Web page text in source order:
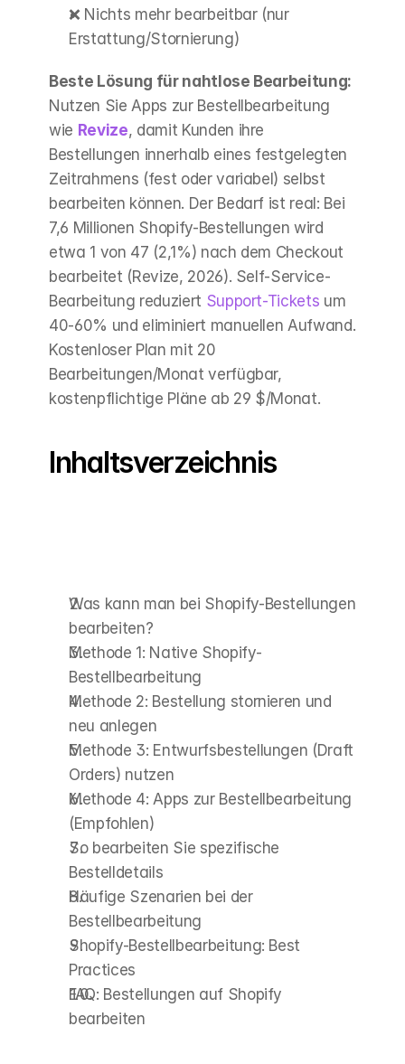
❌ Nichts mehr bearbeitbar (nur
Erstattung/Stornierung)
Beste Lösung für nahtlose Bearbeitung:
Nutzen Sie Apps zur Bestellbearbeitung
wie Revize, damit Kunden ihre
Bestellungen innerhalb eines festgelegten
Zeitrahmens (fest oder variabel) selbst
bearbeiten können. Der Bedarf ist real: Bei
7,6 Millionen Shopify-Bestellungen wird
etwa 1 von 47 (2,1%) nach dem Checkout
bearbeitet (Revize, 2026). Self-Service-
Bearbeitung reduziert Support-Tickets um
40-60% und eliminiert manuellen Aufwand.
Kostenloser Plan mit 20
Bearbeitungen/Monat verfügbar,
kostenpflichtige Pläne ab 29 $/Monat.
Inhaltsverzeichnis
Was kann man bei Shopify-Bestellungen
bearbeiten?
Methode 1: Native Shopify-
Bestellbearbeitung
Methode 2: Bestellung stornieren und
neu anlegen
Methode 3: Entwurfsbestellungen (Draft
Orders) nutzen
Methode 4: Apps zur Bestellbearbeitung
(Empfohlen)
So bearbeiten Sie spezifische
Bestelldetails
Häufige Szenarien bei der
Bestellbearbeitung
Shopify-Bestellbearbeitung: Best
Practices
FAQ: Bestellungen auf Shopify
bearbeiten